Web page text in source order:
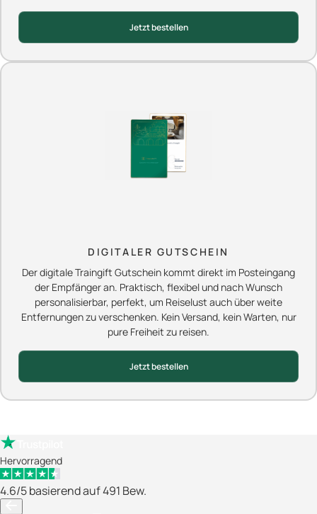
Jetzt bestellen
DIGITALER GUTSCHEIN
Der digitale Traingift Gutschein kommt direkt im Posteingang
der Empfänger an. Praktisch, flexibel und nach Wunsch
personalisierbar, perfekt, um Reiselust auch über weite
Entfernungen zu verschenken. Kein Versand, kein Warten, nur
pure Freiheit zu reisen.
Jetzt bestellen
Hervorragend
4.6/5 basierend auf 491 Bew.